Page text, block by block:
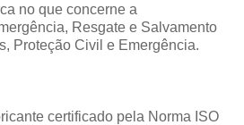
no que concerne a
Resgate e Salvamento
Proteção Civil e Emergência.
certificado pela Norma ISO